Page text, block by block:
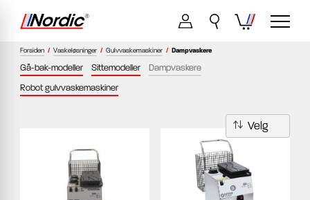
Forsiden / Vaskeløsninger / Gulvvaskemaskiner / Dampvaskere
Gå-bak-modeller Sittemodeller
Dampvaskere
Robot gulvvaskemaskiner